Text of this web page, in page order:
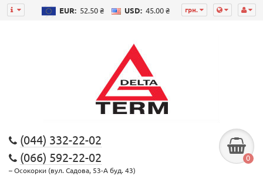
грн.
EUR: 52.50 ₴ USD: 45.00 ₴
(044) 332-22-02
(066) 592-22-02
– Осокорки (вул. Садова, 53-А буд. 43)
0